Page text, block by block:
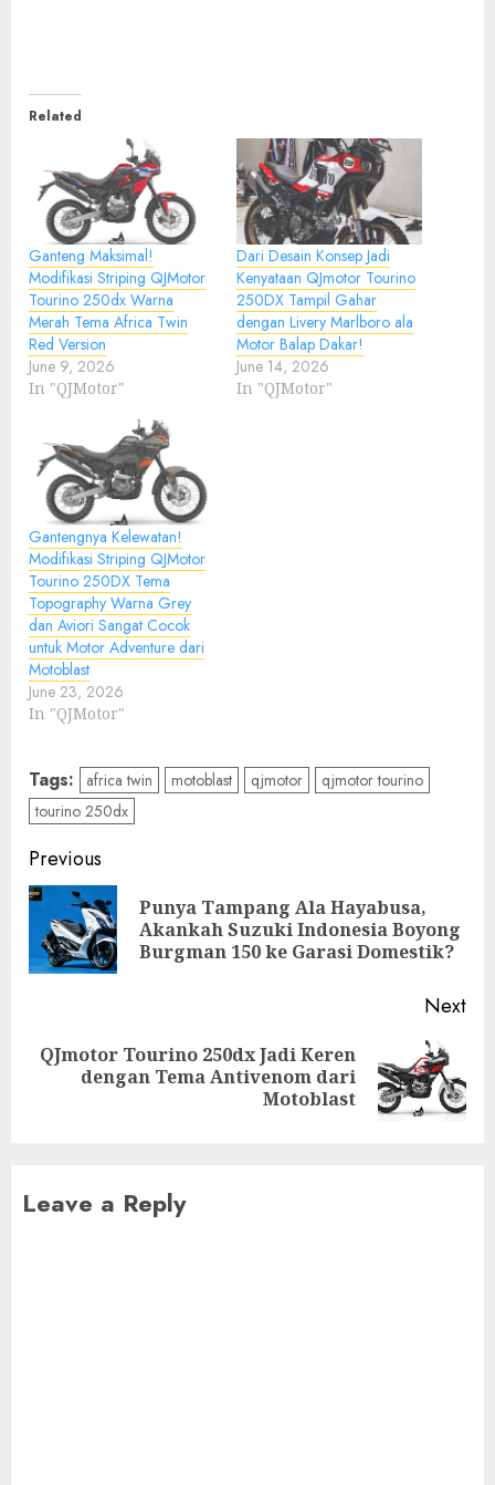
Related
Ganteng Maksimal!
Modifikasi Striping QJMotor
Tourino 250dx Warna
Merah Tema Africa Twin
Red Version
June 9, 2026
In "QJMotor"
Dari Desain Konsep Jadi
Kenyataan QJmotor Tourino
250DX Tampil Gahar
dengan Livery Marlboro ala
Motor Balap Dakar!
June 14, 2026
In "QJMotor"
Gantengnya Kelewatan!
Modifikasi Striping QJMotor
Tourino 250DX Tema
Topography Warna Grey
dan Aviori Sangat Cocok
untuk Motor Adventure dari
Motoblast
June 23, 2026
In "QJMotor"
Tags: africa twin motoblast qjmotor
qjmotor tourino
tourino 250dx
Post
navigation
Previous
Punya Tampang Ala Hayabusa,
Akankah Suzuki Indonesia Boyong
Burgman 150 ke Garasi Domestik?
Next
Next
QJmotor Tourino 250dx Jadi Keren
dengan Tema Antivenom dari
Motoblast
Leave a Reply